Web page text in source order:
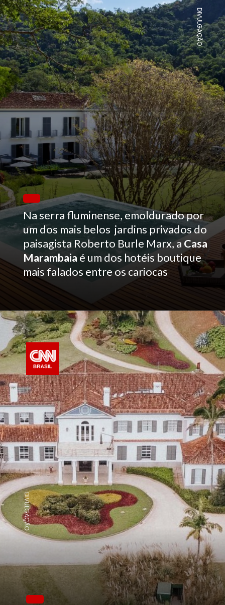
Na serra fluminense, emoldurado por
um dos mais belos jardins privados do
paisagista Roberto Burle Marx, a Casa
Marambaia é um dos hotéis boutique
mais falados entre os cariocas
DIVULGAÇÃO
DIVULGAÇÃO